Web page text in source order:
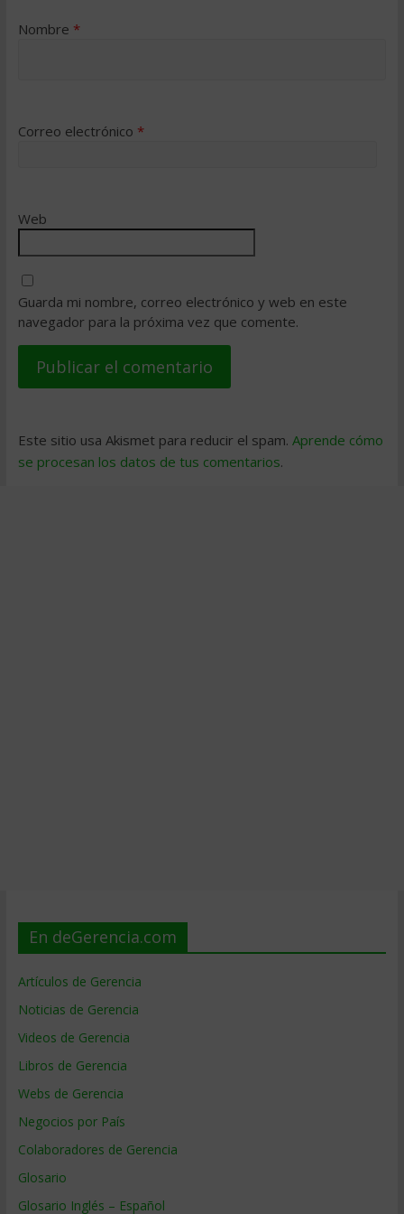
Nombre *
Correo electrónico *
Web
Guarda mi nombre, correo electrónico y web en este
navegador para la próxima vez que comente.
Este sitio usa Akismet para reducir el spam. Aprende cómo
se procesan los datos de tus comentarios.
En deGerencia.com
Artículos de Gerencia
Noticias de Gerencia
Videos de Gerencia
Libros de Gerencia
Webs de Gerencia
Negocios por País
Colaboradores de Gerencia
Glosario
Glosario Inglés – Español